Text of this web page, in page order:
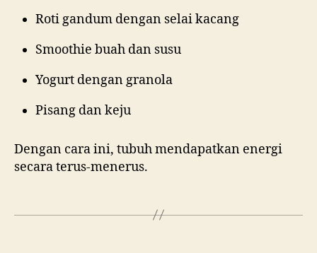
Roti gandum dengan selai kacang
Smoothie buah dan susu
Yogurt dengan granola
Pisang dan keju
Dengan cara ini, tubuh mendapatkan energi
secara terus-menerus.